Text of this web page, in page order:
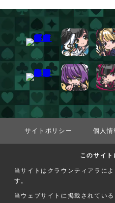
サイトポリシー 個人情
このサイト
当サイトはクラウンティアラに
す。
当ウェブサイトに掲載されてい